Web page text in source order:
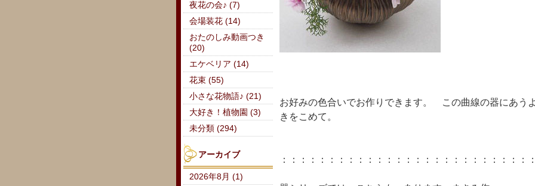
お好みの色合いでお作りできます。 この曲線の器にあう
きをこめて。
：：：：：：：：：：：：：：：：：：：：：：：：：：
夜花の会♪ (7)
会場装花 (14)
おたのしみ動画つき
(20)
エケベリア (14)
花束 (55)
小さな花物語♪ (21)
大好き！植物園 (3)
未分類 (294)
アーカイブ
2026年8月 (1)